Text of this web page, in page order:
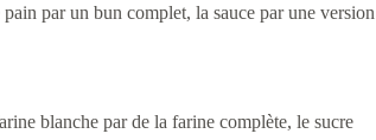
par un bun complet, la sauce par une version
blanche par de la farine complète, le sucre